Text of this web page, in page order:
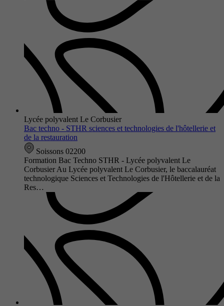
Lycée polyvalent Le Corbusier
Bac techno - STHR sciences et technologies de l'hôtellerie et
de la restauration
Soissons 02200
Formation Bac Techno STHR - Lycée polyvalent Le
Corbusier Au Lycée polyvalent Le Corbusier, le baccalauréat
technologique Sciences et Technologies de l'Hôtellerie et de la
Res…